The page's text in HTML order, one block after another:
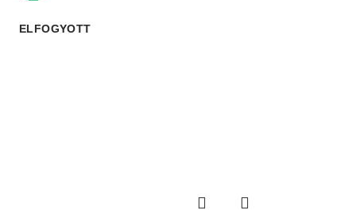
ELFOGYOTT
ELFOGYOTT